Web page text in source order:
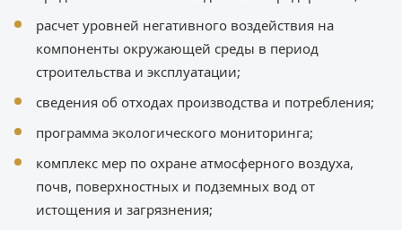
расчет уровней негативного воздействия на
компоненты окружающей среды в период
строительства и эксплуатации;
сведения об отходах производства и потребления;
программа экологического мониторинга;
комплекс мер по охране атмосферного воздуха,
почв, поверхностных и подземных вод от
истощения и загрязнения;